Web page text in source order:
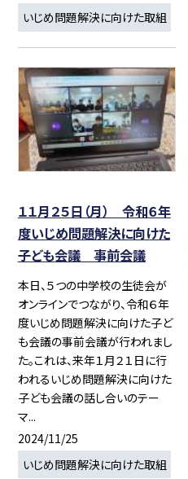
いじめ問題解決に向けた取組
１１月２５日（月） 令和６年
度いじめ問題解決に向けた
子ども会議 事前会議
本日、５つの中学校の生徒会が
オンラインでつながり、令和６年
度いじめ問題解決に向けた子ど
も会議の事前会議が行われまし
た。これは、来年１月２１日に行
われるいじめ問題解決に向けた
子ども会議の話し合いのテー
マ...
2024/11/25
いじめ問題解決に向けた取組